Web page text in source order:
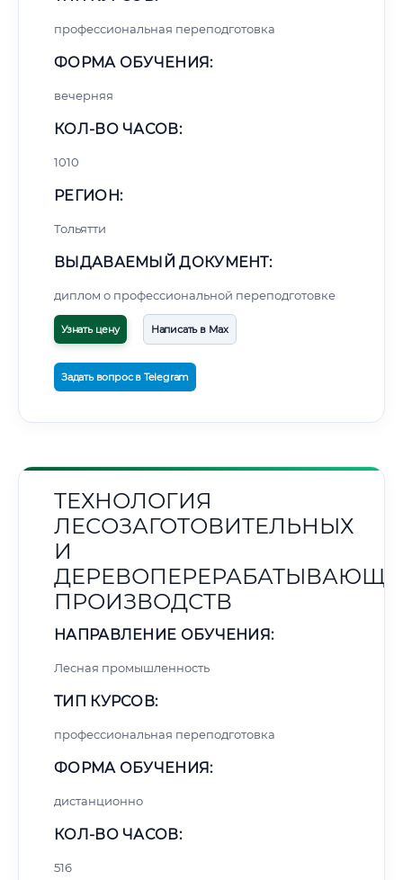
профессиональная переподготовка
ФОРМА ОБУЧЕНИЯ:
вечерняя
КОЛ-ВО ЧАСОВ:
1010
РЕГИОН:
Тольятти
ВЫДАВАЕМЫЙ ДОКУМЕНТ:
диплом о профессиональной переподготовке
Узнать цену Написать в Max
Задать вопрос в Telegram
ТЕХНОЛОГИЯ
ЛЕСОЗАГОТОВИТЕЛЬНЫХ
И
ПРОИЗВОДСТВ
НАПРАВЛЕНИЕ ОБУЧЕНИЯ:
Лесная промышленность
ТИП КУРСОВ:
профессиональная переподготовка
ФОРМА ОБУЧЕНИЯ:
дистанционно
КОЛ-ВО ЧАСОВ:
516